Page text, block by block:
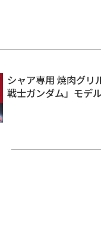
シャア専用 焼肉グリ
戦士ガンダム」モデ